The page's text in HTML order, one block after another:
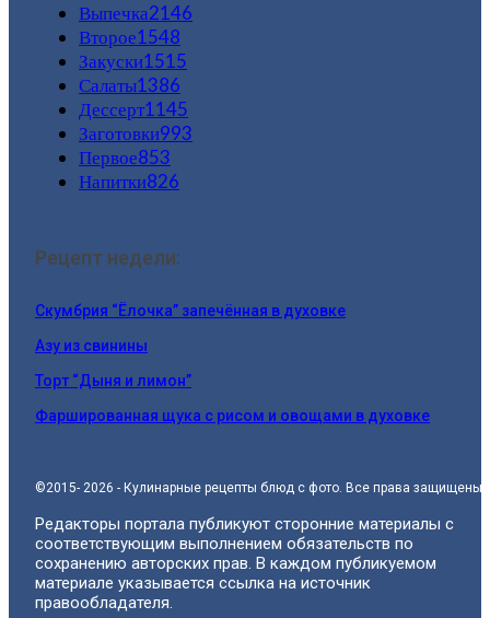
Выпечка2146
Второе1548
Закуски1515
Салаты1386
Дессерт1145
Заготовки993
Первое853
Напитки826
Рецепт недели:
Скумбрия “Ёлочка” запечённая в духовке
Азу из свинины
Торт “Дыня и лимон”
Фаршированная щука с рисом и овощами в духовке
©2015- 2026 - Кулинарные рецепты блюд с фото. Все права защищены.
Редакторы портала публикуют сторонние материалы с
соответствующим выполнением обязательств по
сохранению авторских прав. В каждом публикуемом
материале указывается ссылка на источник
правообладателя.